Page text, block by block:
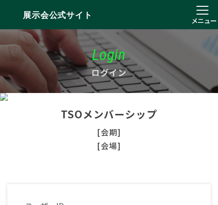
展示会公式サイト
メニュー
Login
ログイン
TSOメンバーシップ
[会期]
[会場]